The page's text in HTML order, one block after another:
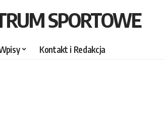
SPORTOWE
Kontakt i Redakcja